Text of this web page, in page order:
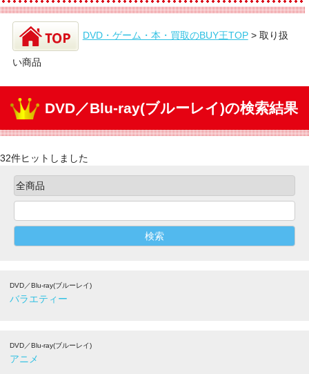
DVD・ゲーム・本・買取のBUY王TOP> 取り扱
い商品
DVD／Blu-ray(ブルーレイ)の検索結果
32件ヒットしました
DVD／Blu-ray(ブルーレイ)
バラエティー
DVD／Blu-ray(ブルーレイ)
アニメ